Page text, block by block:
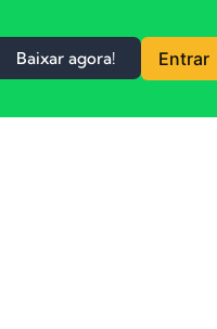
Baixar agora! Entrar